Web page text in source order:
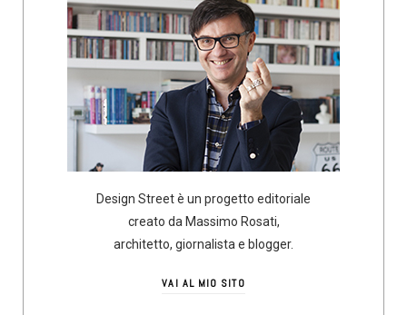
Design Street è un progetto editoriale
creato da Massimo Rosati,
architetto, giornalista e blogger.
VAI AL MIO SITO